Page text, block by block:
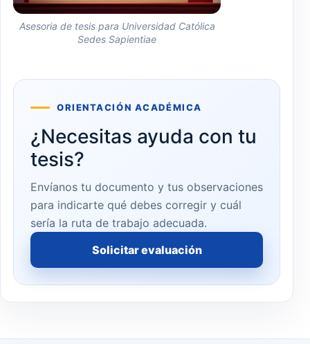
Asesoria de tesis para Universidad Católica
Sedes Sapientiae
ORIENTACIÓN ACADÉMICA
¿Necesitas ayuda con tu
tesis?
Envíanos tu documento y tus observaciones
para indicarte qué debes corregir y cuál
sería la ruta de trabajo adecuada.
Solicitar evaluación